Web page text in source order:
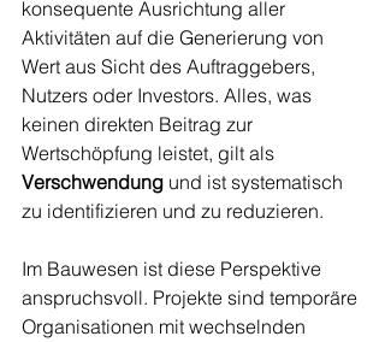
konsequente Ausrichtung aller
Aktivitäten auf die Generierung von
Wert aus Sicht des Auftraggebers,
Nutzers oder Investors. Alles, was
keinen direkten Beitrag zur
Wertschöpfung leistet, gilt als
Verschwendung und ist systematisch
zu identifizieren und zu reduzieren.
Im Bauwesen ist diese Perspektive
anspruchsvoll. Projekte sind temporäre
Organisationen mit wechselnden